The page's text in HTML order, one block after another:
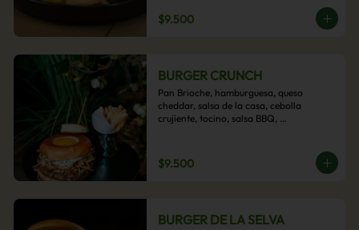
$9.500
BURGER CRUNCH
Pan Brioche, hamburguesa, queso
cheddar, salsa de la casa, cebolla
crujiente, tocino, salsa BBQ,
$9.500
BURGER DE LA SELVA